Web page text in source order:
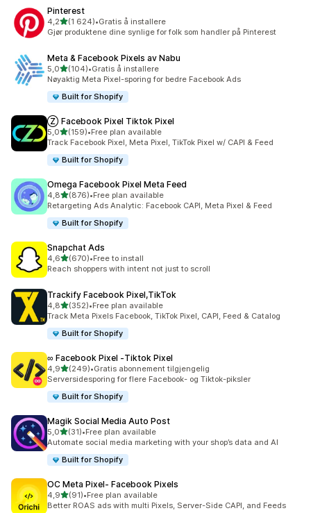
Pinterest
4,2av 5 stjerner
(1 624)
Totalt 1624 omtaler
•Gratis å installere
Gjør produktene dine synlige for folk som handler på Pinterest
Meta & Facebook Pixels av Nabu
5,0av 5 stjerner
(104)
Totalt 104 omtaler
•Gratis å installere
Nøyaktig Meta Pixel-sporing for bedre Facebook Ads
Built for Shopify
Ⓩ Facebook Pixel Tiktok Pixel
5,0av 5 stjerner
(159)
Totalt 159 omtaler
•Free plan available
Track Facebook Pixel, Meta Pixel, TikTok Pixel w/ CAPI & Feed
Built for Shopify
Omega Facebook Pixel Meta Feed
4,8av 5 stjerner
(876)
Totalt 876 omtaler
•Free plan available
Retargeting Ads Analytic: Facebook CAPI, Meta Pixel & Feed
Built for Shopify
Snapchat Ads
4,6av 5 stjerner
(670)
Totalt 670 omtaler
•Free to install
Reach shoppers with intent not just to scroll
Trackify Facebook Pixel,TikTok
4,8av 5 stjerner
(352)
Totalt 352 omtaler
•Free plan available
Track Meta Pixels Facebook, TikTok Pixel, CAPI, Feed & Catalog
Built for Shopify
∞ Facebook Pixel ‑Tiktok Pixel
4,9av 5 stjerner
(249)
Totalt 249 omtaler
•Gratis abonnement tilgjengelig
Serversidesporing for flere Facebook- og Tiktok-piksler
Built for Shopify
Magik Social Media Auto Post
5,0av 5 stjerner
(31)
Totalt 31 omtaler
•Free plan available
Automate social media marketing with your shop’s data and AI
Built for Shopify
OC Meta Pixel‑ Facebook Pixels
4,9av 5 stjerner
(91)
Totalt 91 omtaler
•Free plan available
Better ROAS ads with multi Pixels, Server-Side CAPI, and Feeds